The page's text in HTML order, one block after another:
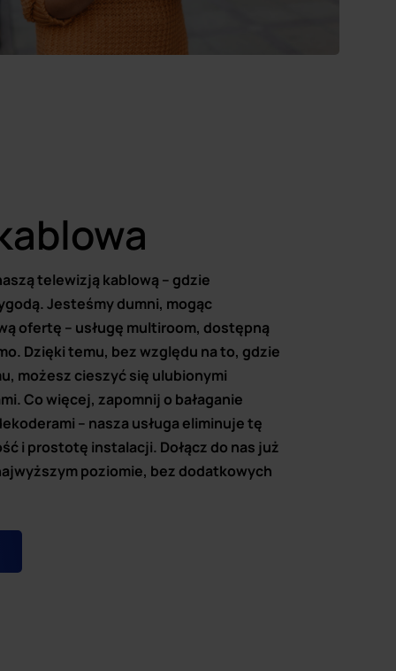
telewizją kablową – gdzie
Jesteśmy dumni, mogąc
ofertę – usługę multiroom, dostępną
Dzięki temu, bez względu na to, gdzie
możesz cieszyć się ulubionymi
Co więcej, zapomnij o bałaganie
– nasza usługa eliminuje tę
i prostotę instalacji. Dołącz do nas już
poziomie, bez dodatkowych